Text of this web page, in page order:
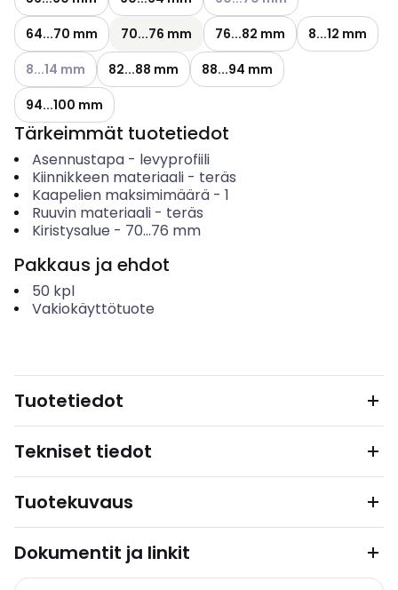
64...70 mm
70...76 mm 76...82 mm
8...12 mm
Katso käytettävissä olevat vaihtoehdot
8...14 mm 82...88 mm
88...94 mm
94...100 mm
Tärkeimmät tuotetiedot
Asennustapa- levyprofiili
Kiinnikkeen materiaali- teräs
Kaapelien maksimimäärä- 1
Ruuvin materiaali- teräs
Kiristysalue - 70...76 mm
Pakkaus ja ehdot
50 kpl
Vakiokäyttötuote
Tuotetiedot
Tekniset tiedot
Tuotekuvaus
Dokumentit ja linkit